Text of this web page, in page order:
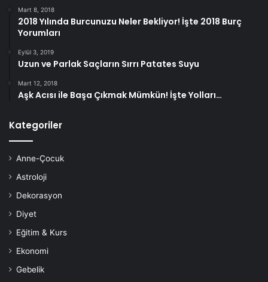
Mart 8, 2018
2018 Yılında Burcunuzu Neler Bekliyor! İşte 2018 Burç
Yorumları
Eylül 3, 2019
Uzun ve Parlak Saçların Sırrı Patates Suyu
Mart 12, 2018
Aşk Acısı ile Başa Çıkmak Mümkün! İşte Yolları…
Kategoriler
Anne-Çocuk
Astroloji
Dekorasyon
Diyet
Eğitim & Kurs
Ekonomi
Gebelik